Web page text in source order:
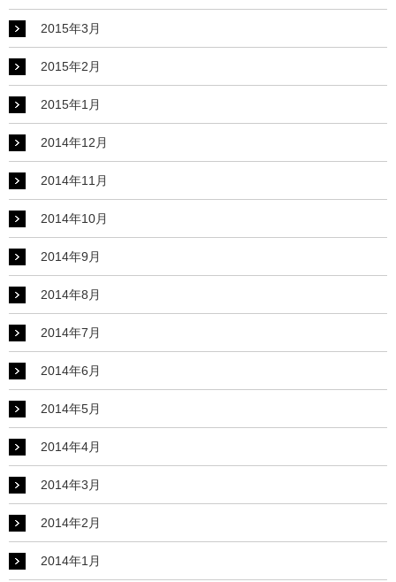
2015年3月
2015年2月
2015年1月
2014年12月
2014年11月
2014年10月
2014年9月
2014年8月
2014年7月
2014年6月
2014年5月
2014年4月
2014年3月
2014年2月
2014年1月